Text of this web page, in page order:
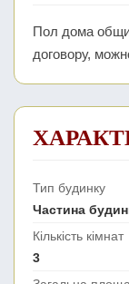
Пол дома
договору,
Тип будинку
Частина
Кількість кімнат
3